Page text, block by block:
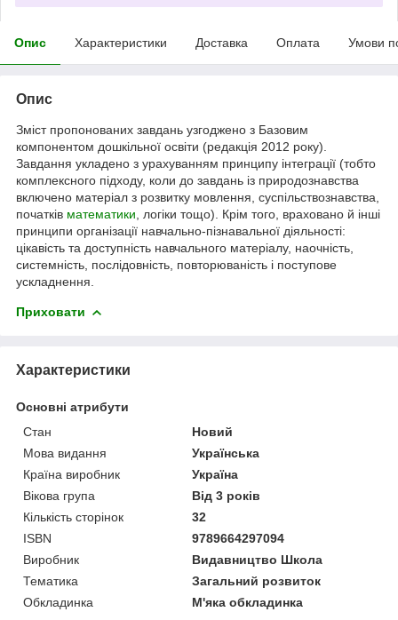
Опис Характеристики Доставка Оплата Умови
Опис
Зміст пропонованих завдань узгоджено з Базовим
компонентом дошкільної освіти (редакція 2012 року).
Завдання укладено з урахуванням принципу інтеграції (тобто
комплексного підходу, коли до завдань із природознавства
включено матеріал з розвитку мовлення, суспільствознавства,
початків математики , логіки тощо). Крім того, враховано й інші
принципи організації навчально-пізнавальної діяльності:
цікавість та доступність навчального матеріалу, наочність,
системність, послідовність, повторюваність і поступове
ускладнення.
Приховати
Характеристики
Основні атрибути
Стан
Новий
Мова видання
Українська
Країна виробник
Україна
Вікова група
Від 3 років
Кількість сторінок
32
ISBN
9789664297094
Виробник
Видавництво Школа
Тематика
Загальний розвиток
Обкладинка
М'яка обкладинка